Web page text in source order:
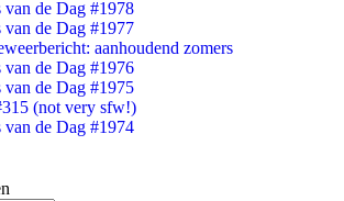
van de Dag #1978
van de Dag #1977
aanhoudend zomers
van de Dag #1976
van de Dag #1975
(not very sfw!)
van de Dag #1974